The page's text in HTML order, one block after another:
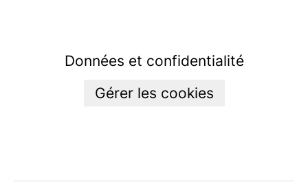
Données et confidentialité
Gérer les cookies